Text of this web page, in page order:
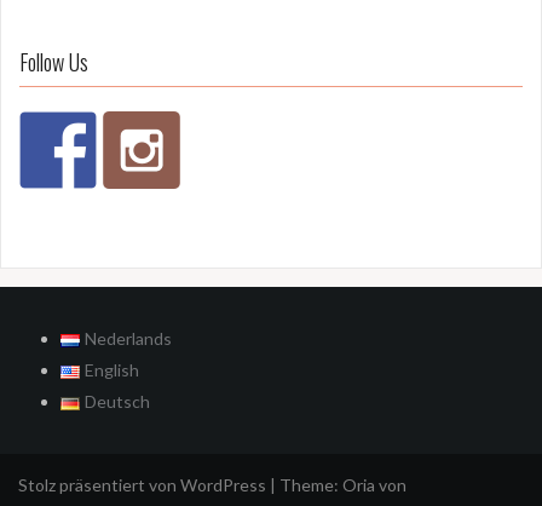
Follow Us
Nederlands
English
Deutsch
Stolz präsentiert von WordPress | Theme: Oria von